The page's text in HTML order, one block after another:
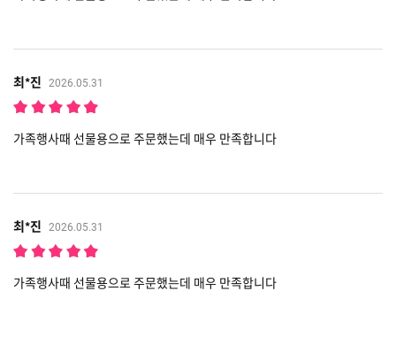
최*진 2026.05.31
가족행사때 선물용으로 주문했는데 매우 만족합니다
최*진 2026.05.31
가족행사때 선물용으로 주문했는데 매우 만족합니다